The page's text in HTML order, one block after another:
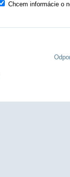
Chcem informácie o